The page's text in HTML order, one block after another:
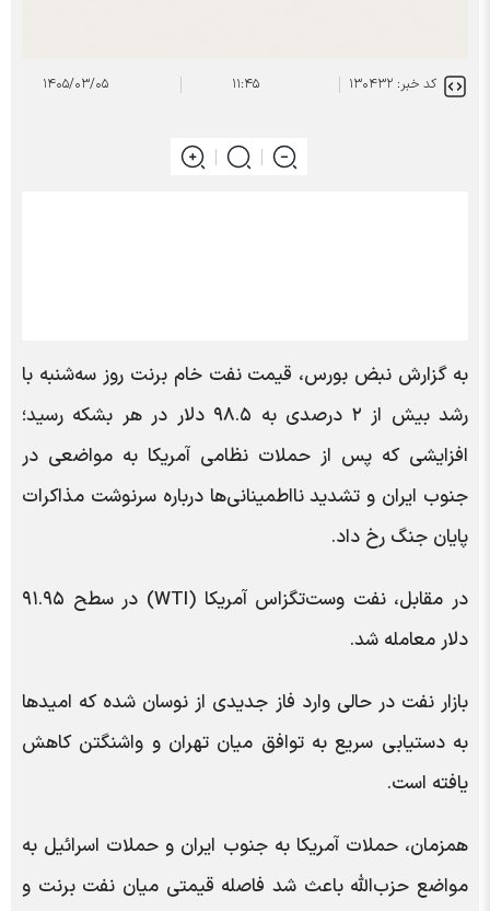
کد خبر: ۱۳۰۴۳۲ ۱۱:۴۵ ۱۴۰۵/۰۳/۰۵
به گزارش نبض بورس، قیمت نفت خام برنت روز سه‌شنبه با
رشد بیش از ۲ درصدی به ۹۸.۵ دلار در هر بشکه رسید؛
افزایشی که پس از حملات نظامی آمریکا به مواضعی در
جنوب ایران و تشدید نااطمینانی‌ها درباره سرنوشت مذاکرات
پایان جنگ رخ داد.
در مقابل، نفت وست‌تگزاس آمریکا (WTI) در سطح ۹۱.۹۵
دلار معامله شد.
بازار نفت در حالی وارد فاز جدیدی از نوسان شده که امیدها
به دستیابی سریع به توافق میان تهران و واشنگتن کاهش
یافته است.
همزمان، حملات آمریکا به جنوب ایران و حملات اسرائیل به
مواضع حزب‌الله باعث شد فاصله قیمتی میان نفت برنت و